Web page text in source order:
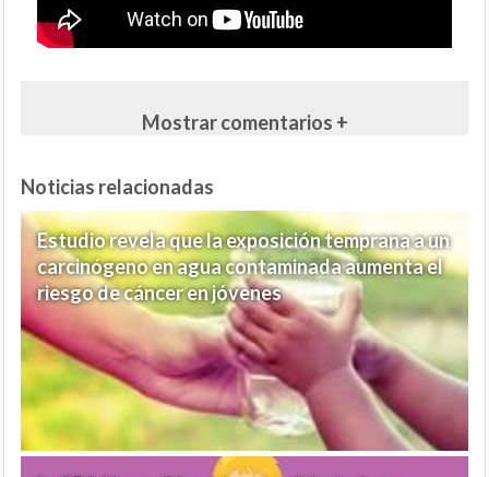
Mostrar comentarios +
Noticias relacionadas
Estudio revela que la exposición temprana a un
carcinógeno en agua contaminada aumenta el
riesgo de cáncer en jóvenes